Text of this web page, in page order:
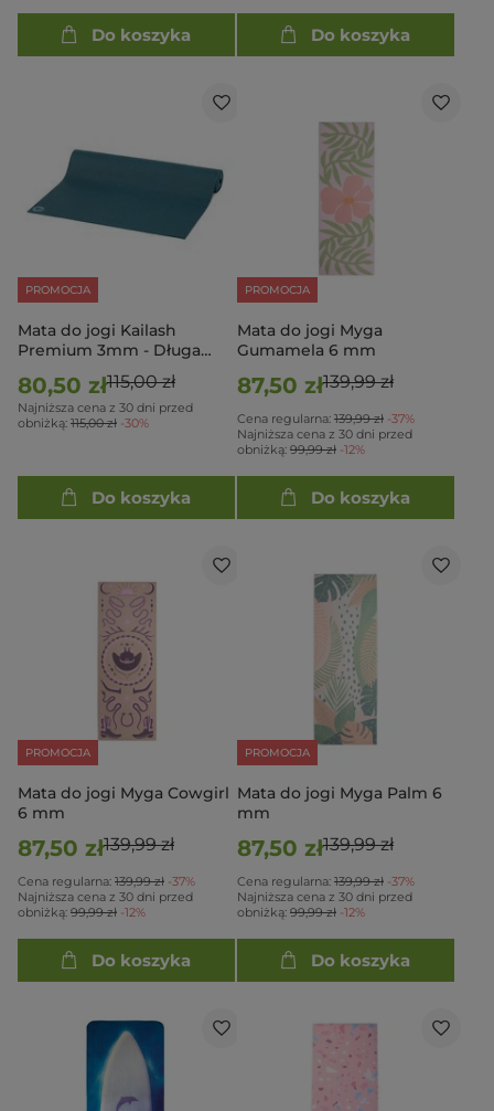
Do koszyka Do koszyka
PROMOCJA
Mata do jogi Kailash
Premium 3mm - Długa
200cm - niebieski
80,50 zł115,00 zł
Najniższa cena z 30 dni przed
obniżką: 115,00 zł -30%
Do koszyka
PROMOCJA
Mata do jogi Myga
Gumamela 6 mm
87,50 zł139,99 zł
Cena regularna: 139,99 zł -37%
Najniższa cena z 30 dni przed
obniżką: 99,99 zł -12%
Do koszyka
PROMOCJA
Mata do jogi Myga Cowgirl
6 mm
87,50 zł139,99 zł
Cena regularna: 139,99 zł -37%
Najniższa cena z 30 dni przed
obniżką: 99,99 zł -12%
Do koszyka
PROMOCJA
Mata do jogi Myga Palm 6
mm
87,50 zł139,99 zł
Cena regularna: 139,99 zł -37%
Najniższa cena z 30 dni przed
obniżką: 99,99 zł -12%
Do koszyka